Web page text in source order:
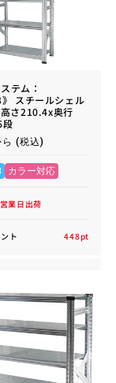
テム：
スチールシェル
さ210.4x奥行
(税込)
カラー対応
業日出荷
ト 448pt